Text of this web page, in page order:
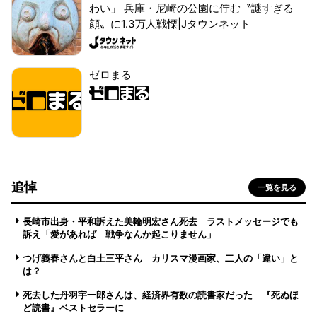
わい」 兵庫・尼崎の公園に佇む〝謎すぎる
顔〟に1.3万人戦慄|Jタウンネット
ゼロまる
追悼 一覧を見る
長崎市出身・平和訴えた美輪明宏さん死去 ラストメッセージでも
訴え「愛があれば 戦争なんか起こりません」
つげ義春さんと白土三平さん カリスマ漫画家、二人の「違い」と
は？
死去した丹羽宇一郎さんは、経済界有数の読書家だった 『死ぬほ
ど読書』ベストセラーに